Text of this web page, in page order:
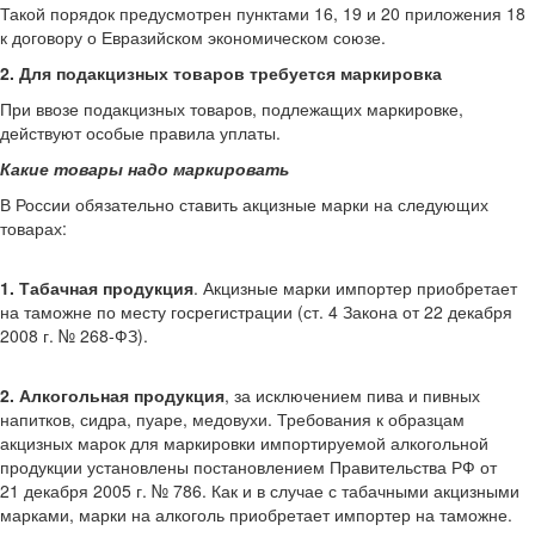
Такой порядок предусмотрен пунктами 16, 19 и 20 приложения 18
к договору о Евразийском экономическом союзе.
2. Для подакцизных товаров требуется маркировка
При ввозе подакцизных товаров, подлежащих маркировке,
действуют особые правила уплаты.
Какие товары надо маркировать
В России обязательно ставить акцизные марки на следующих
товарах:
1. Табачная продукция. Акцизные марки импортер приобретает
на таможне по месту госрегистрации (ст. 4 Закона от 22 декабря
2008 г. № 268-ФЗ).
2. Алкогольная продукция, за исключением пива и пивных
напитков, сидра, пуаре, медовухи. Требования к образцам
акцизных марок для маркировки импортируемой алкогольной
продукции установлены постановлением Правительства РФ от
21 декабря 2005 г. № 786. Как и в случае с табачными акцизными
марками, марки на алкоголь приобретает импортер на таможне.